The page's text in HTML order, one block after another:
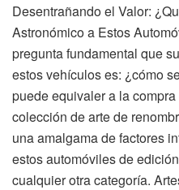
Desentrañando el Valor:
Astronómico a Estos
pregunta fundamental que
estos vehículos es: ¿cómo
puede equivaler a la
colección de arte de
una amalgama de factores
estos automóviles de
cualquier otra categoría.